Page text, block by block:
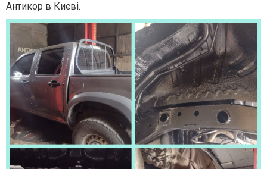
Антикор в Києві.